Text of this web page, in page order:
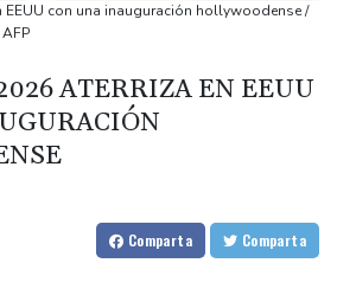
Orbit, que colaboró con Madonna en
su ofensiva en Yemen con
petrolera
en RDC una vacuna ya existente contra
con Irán
EEUU con una inauguración hollywoodense /
ATERRIZA EN EEUU
Comparta Comparta